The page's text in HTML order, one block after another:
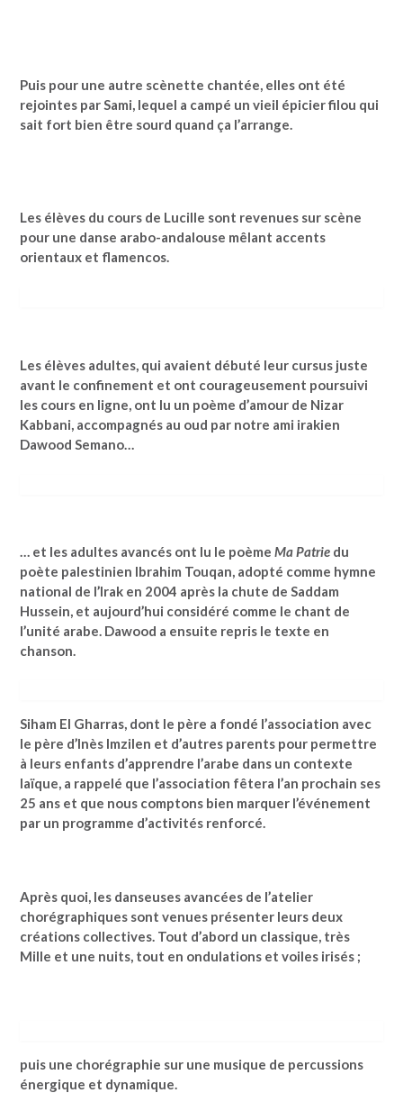
Puis pour une autre scènette chantée, elles ont été
rejointes par Sami, lequel a campé un vieil épicier filou qui
sait fort bien être sourd quand ça l’arrange.
Les élèves du cours de Lucille sont revenues sur scène
pour une danse arabo-andalouse mêlant accents
orientaux et flamencos.
Les élèves adultes, qui avaient débuté leur cursus juste
avant le confinement et ont courageusement poursuivi
les cours en ligne, ont lu un poème d’amour de Nizar
Kabbani, accompagnés au oud par notre ami irakien
Dawood Semano…
… et les adultes avancés ont lu le poème Ma Patrie du
poète palestinien Ibrahim Touqan, adopté comme hymne
national de l’Irak en 2004 après la chute de Saddam
Hussein, et aujourd’hui considéré comme le chant de
l’unité arabe. Dawood a ensuite repris le texte en
chanson.
Siham El Gharras, dont le père a fondé l’association avec
le père d’Inès Imzilen et d’autres parents pour permettre
à leurs enfants d’apprendre l’arabe dans un contexte
laïque, a rappelé que l’association fêtera l’an prochain ses
25 ans et que nous comptons bien marquer l’événement
par un programme d’activités renforcé.
Après quoi, les danseuses avancées de l’atelier
chorégraphiques sont venues présenter leurs deux
créations collectives. Tout d’abord un classique, très
Mille et une nuits, tout en ondulations et voiles irisés ;
puis une chorégraphie sur une musique de percussions
énergique et dynamique.